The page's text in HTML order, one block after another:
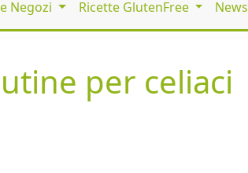
Negozi Ricette GlutenFree News
per celiaci